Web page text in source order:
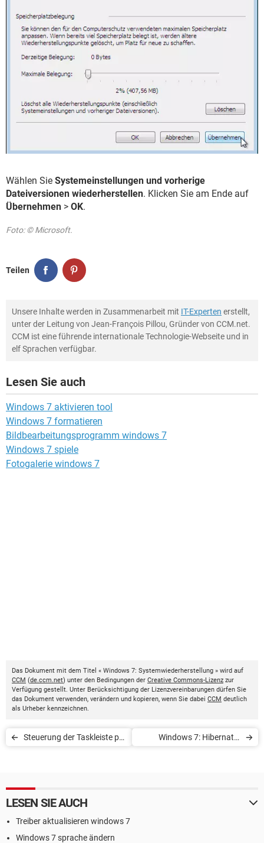
Wählen Sie Systemeinstellungen und vorherige
Dateiversionen wiederherstellen. Klicken Sie am Ende auf
Übernehmen > OK.
Foto: © Microsoft.
Teilen
Unsere Inhalte werden in Zusammenarbeit mit IT-Experten erstellt,
unter der Leitung von Jean-François Pillou, Gründer von CCM.net.
CCM ist eine führende internationale Technologie-Webseite und in
elf Sprachen verfügbar.
Lesen Sie auch
Windows 7 aktivieren tool
Windows 7 formatieren
Bildbearbeitungsprogramm windows 7
Windows 7 spiele
Fotogalerie windows 7
Das Dokument mit dem Titel « Windows 7: Systemwiederherstellung » wird auf
CCM (de.ccm.net) unter den Bedingungen der Creative Commons-Lizenz zur
Verfügung gestellt. Unter Berücksichtigung der Lizenzvereinbarungen dürfen Sie
das Dokument verwenden, verändern und kopieren, wenn Sie dabei CCM deutlich
als Urheber kennzeichnen.
Steuerung der Taskleiste per
Windows 7: Hibernate-
LESEN SIE AUCH
Treiber aktualisieren windows 7
Windows 7 sprache ändern